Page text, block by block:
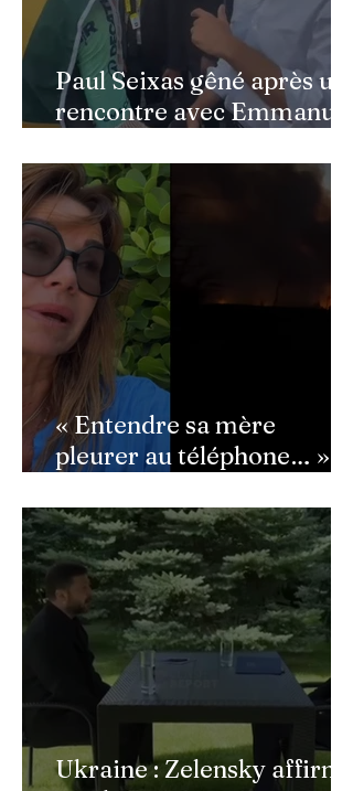
Paul Seixas gêné après une
rencontre avec Emmanuel
semé la panique dans son
équipe
« Entendre sa mère
pleurer au téléphone… » :
bouleversée par les
incendies du Cap-Ferret,
son témoignage poignant
Ukraine : Zelensky affirme